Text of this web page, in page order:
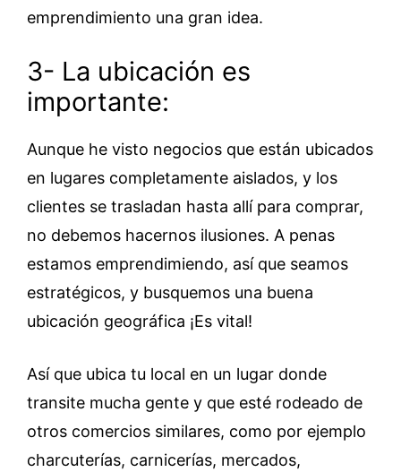
emprendimiento una gran idea.
3- La ubicación es
importante:
Aunque he visto negocios que están ubicados
en lugares completamente aislados, y los
clientes se trasladan hasta allí para comprar,
no debemos hacernos ilusiones. A penas
estamos emprendimiendo, así que seamos
estratégicos, y busquemos una buena
ubicación geográfica ¡Es vital!
Así que ubica tu local en un lugar donde
transite mucha gente y que esté rodeado de
otros comercios similares, como por ejemplo
charcuterías, carnicerías, mercados,